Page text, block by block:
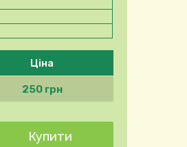
Ціна
250 грн